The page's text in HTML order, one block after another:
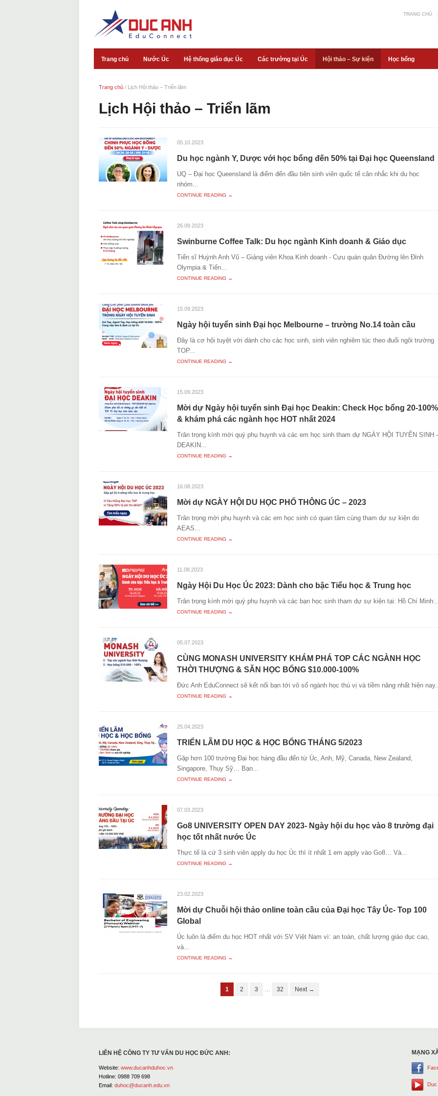
TRANG CHỦ
Trang chủ Nước Úc Hệ thống giáo dục Úc Các trường tại Úc Hội thảo – Sự kiện Học bổng
Trang chủ / Lịch Hội thảo – Triển lãm
Lịch Hội thảo – Triển lãm
05.10.2023
Du học ngành Y, Dược với học bổng đến 50% tại Đại học Queensland
UQ – Đại học Queensland là điểm đến đầu tiên sinh viên quốc tế cân nhắc khi du học
nhóm...
CONTINUE READING →
26.09.2023
Swinburne Coffee Talk: Du học ngành Kinh doanh & Giáo dục
Tiến sĩ Huỳnh Anh Vũ – Giảng viên Khoa Kinh doanh - Cựu quán quân Đường lên Đỉnh
Olympia & Tiến...
CONTINUE READING →
15.09.2023
Ngày hội tuyển sinh Đại học Melbourne – trường No.14 toàn cầu
Đây là cơ hội tuyệt vời dành cho các học sinh, sinh viên nghiêm túc theo đuổi ngôi trường
TOP...
CONTINUE READING →
15.09.2023
Mời dự Ngày hội tuyển sinh Đại học Deakin: Check Học bổng 20-100%
& khám phá các ngành học HOT nhất 2024
Trân trọng kính mời quý phụ huynh và các em học sinh tham dự NGÀY HỘI TUYỂN SINH
DEAKIN...
CONTINUE READING →
16.08.2023
Mời dự NGÀY HỘI DU HỌC PHỔ THÔNG ÚC – 2023
Trân trọng mời phụ huynh và các em học sinh có quan tâm cùng tham dự sự kiện do
AEAS...
CONTINUE READING →
11.08.2023
Ngày Hội Du Học Úc 2023: Dành cho bậc Tiểu học & Trung học
Trân trọng kính mời quý phụ huynh và các bạn học sinh tham dự sự kiện tại: Hồ Chí
CONTINUE READING →
05.07.2023
CÙNG MONASH UNIVERSITY KHÁM PHÁ TOP CÁC NGÀNH HỌC
THỜI THƯỢNG & SĂN HỌC BỔNG $10.000-100%
Đức Anh EduConnect sẽ kết nối bạn tới vô số ngành học thú vị và tiềm năng nhất hiện
CONTINUE READING →
25.04.2023
TRIỂN LÃM DU HỌC & HỌC BỔNG THÁNG 5/2023
Gặp hơn 100 trường Đại học hàng đầu đến từ Úc, Anh, Mỹ, Canada, New Zealand,
Singapore, Thụy Sỹ… Bạn...
CONTINUE READING →
07.03.2023
Go8 UNIVERSITY OPEN DAY 2023- Ngày hội du học vào 8 trường đại
học tốt nhất nước Úc
Thực tế là cứ 3 sinh viên apply du học Úc thì ít nhất 1 em apply vào Go8… Và...
CONTINUE READING →
23.02.2023
Mời dự Chuỗi hội thảo online toàn cầu của Đại học Tây Úc- Top 100
Global
Úc luôn là điểm du học HOT nhất với SV Việt Nam vì: an toàn, chất lượng giáo dục cao,
và...
CONTINUE READING →
1 2 3 … 32 Next →
LIÊN HỆ CÔNG TY TƯ VẤN DU HỌC ĐỨC ANH:
Website: www.ducanhduhoc.vn
Hotline: 0988 709 698
Email: duhoc@ducanh.edu.vn
MẠNG
Duc